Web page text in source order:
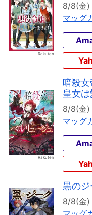
8/8(金)
マッグ
暗殺
皇女
8/8(金)
マッグ
黒のジ
8/8(金)